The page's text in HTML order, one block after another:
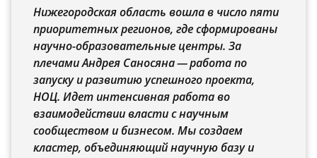
Нижегородская область вошла в число пяти
приоритетных регионов, где сформированы
научно-образовательные центры. За
плечами Андрея Саносяна — работа по
запуску и развитию успешного проекта,
НОЦ. Идет интенсивная работа во
взаимодействии власти с научным
сообществом и бизнесом. Мы создаем
кластер, объединяющий научную базу и